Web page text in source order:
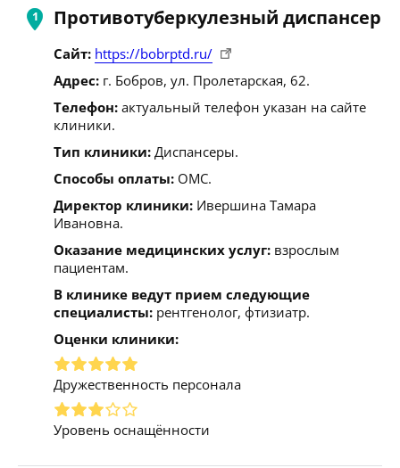
Противотуберкулезный диспансер
Сайт: https://bobrptd.ru/
Адрес: г. Бобров, ул. Пролетарская, 62.
Телефон: актуальный телефон указан на сайте
клиники.
Тип клиники: Диспансеры.
Способы оплаты: ОМС.
Директор клиники: Ивершина Тамара
Ивановна.
Оказание медицинских услуг: взрослым
пациентам.
В клинике ведут прием следующие
специалисты: рентгенолог, фтизиатр.
Оценки клиники:
Дружественность персонала
Уровень оснащённости